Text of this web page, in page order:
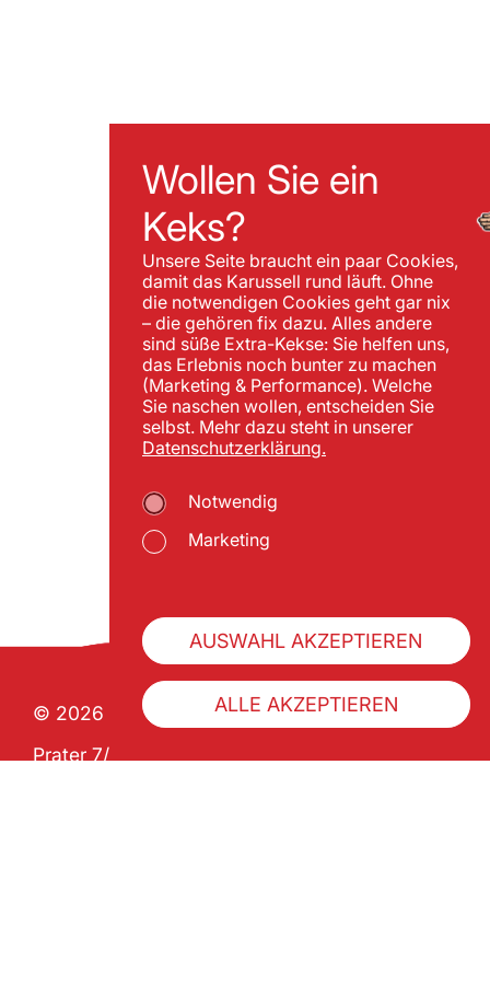
Wollen Sie ein
Keks?
Unsere Seite braucht ein paar Cookies,
damit das Karussell rund läuft. Ohne
die notwendigen Cookies geht gar nix
– die gehören fix dazu. Alles andere
sind süße Extra-Kekse: Sie helfen uns,
das Erlebnis noch bunter zu machen
(Marketing & Performance). Welche
Sie naschen wollen, entscheiden Sie
selbst. Mehr dazu steht in unserer
Datenschutzerklärung.
Notwendig
Marketing
AUSWAHL AKZEPTIEREN
ALLE AKZEPTIEREN
© 2026 Wiener Praterverband
Prater 7/1 | A-1020 Wien